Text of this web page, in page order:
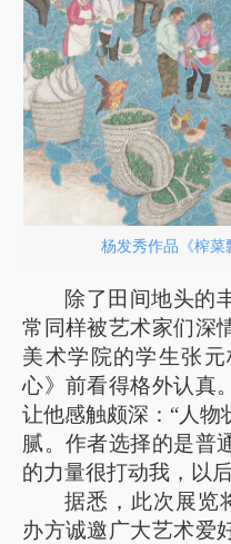
杨发秀作品《榨菜
除了田间地头的
常同样被艺术家们深
美术学院的学生张
心》前看得格外认真
让他感触颇深：“人物
腻。作者选择的是普
的力量很打动我，以
据悉，此次展览
办方诚邀广大艺术爱